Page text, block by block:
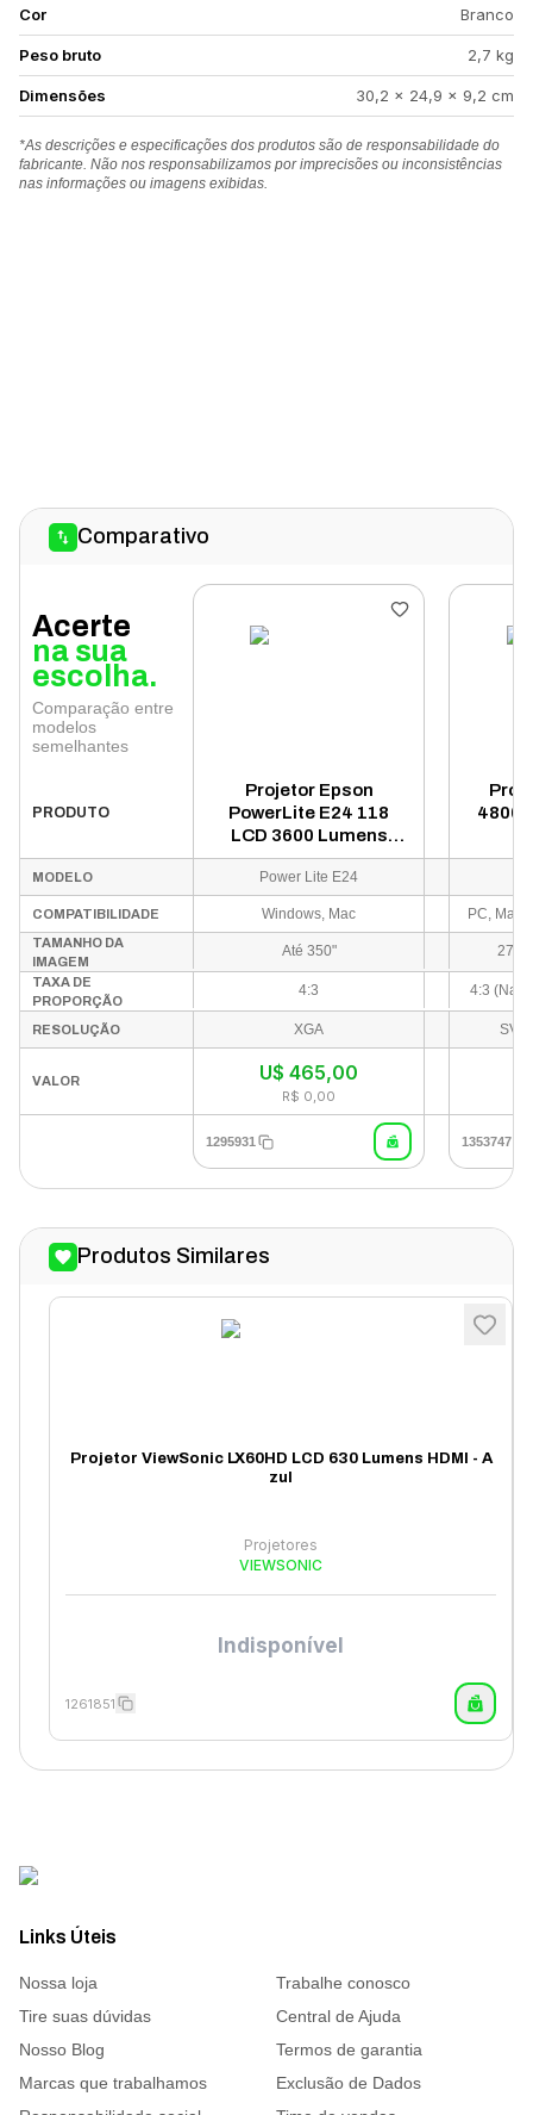
Cor Branco
Peso bruto 2,7 kg
Dimensões 30,2 × 24,9 × 9,2 cm
*As descrições e especificações dos produtos são de responsabilidade do
fabricante. Não nos responsabilizamos por imprecisões ou inconsistências
nas informações ou imagens exibidas.
Comparativo
Acerte
na sua
escolha.
Comparação entre
modelos
semelhantes
PRODUTO
Projetor Epson
PowerLite E24 118
LCD 3600 Lumens
HDMI - Branco
4800
MODELO Power Lite E24
COMPATIBILIDADE Windows, Mac
TAMANHO DA
IMAGEM
Até 350" 27"
TAXA DE
PROPORÇÃO
4:3 4:3
RESOLUÇÃO XGA
VALOR U$ 465,00
R$ 0,00
1295931 1353747
Produtos Similares
Projetor ViewSonic LX60HD LCD 630 Lumens HDMI - A
zul
Projetores
VIEWSONIC
Indisponível
1261851
Links Úteis
Nossa loja
Trabalhe conosco
Tire suas dúvidas
Central de Ajuda
Nosso Blog
Termos de garantia
Marcas que trabalhamos
Exclusão de Dados